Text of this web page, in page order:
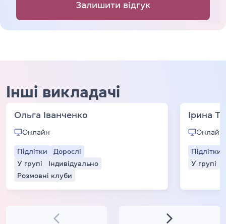
Залишити відгук
Інші викладачі
Ольга Іванченко
Онлайн
Підлітки
Дорослі
У групі
Індивідуально
Розмовні клуби
Ірина
Онлайн
Підлітки
У групі